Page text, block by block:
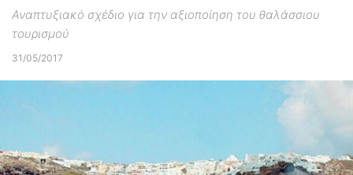
Αναπτυξιακό σχέδιο για την αξιοποίηση του θαλάσσιου
τουρισμού
31/05/2017